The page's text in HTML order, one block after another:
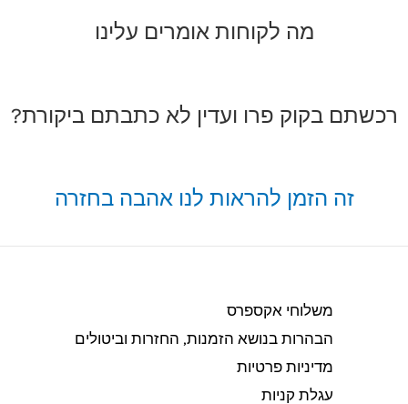
מה לקוחות אומרים עלינו
רכשתם בקוק פרו ועדין לא כתבתם ביקורת?
זה הזמן להראות לנו אהבה בחזרה
משלוחי אקספרס
הבהרות בנושא הזמנות, החזרות וביטולים​
מדיניות פרטיות
עגלת קניות